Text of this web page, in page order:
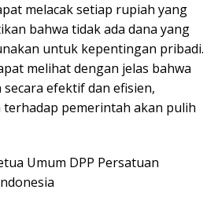
melacak setiap rupiah yang
bahwa tidak ada dana yang
untuk kepentingan pribadi.
melihat dengan jelas bahwa
efektif dan efisien,
terhadap pemerintah akan pulih
Umum DPP Persatuan